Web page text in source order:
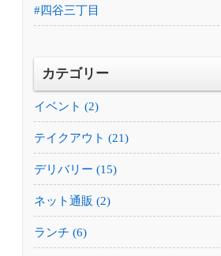
#四谷三丁目
カテゴリー
イベント (2)
テイクアウト (21)
デリバリー (15)
ネット通販 (2)
ランチ (6)